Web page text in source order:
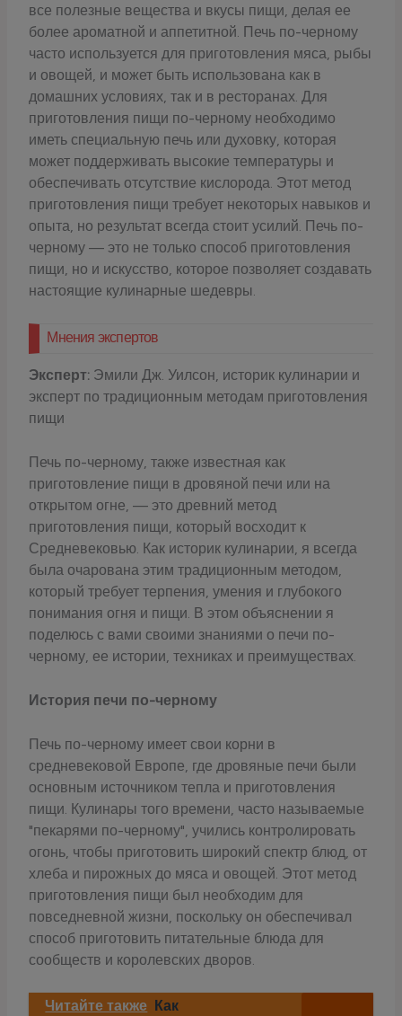
все полезные вещества и вкусы пищи, делая ее
более ароматной и аппетитной. Печь по-черному
часто используется для приготовления мяса, рыбы
и овощей, и может быть использована как в
домашних условиях, так и в ресторанах. Для
приготовления пищи по-черному необходимо
иметь специальную печь или духовку, которая
может поддерживать высокие температуры и
обеспечивать отсутствие кислорода. Этот метод
приготовления пищи требует некоторых навыков и
опыта, но результат всегда стоит усилий. Печь по-
черному — это не только способ приготовления
пищи, но и искусство, которое позволяет создавать
настоящие кулинарные шедевры.
Мнения экспертов
Эксперт: Эмили Дж. Уилсон, историк кулинарии и
эксперт по традиционным методам приготовления
пищи
Печь по-черному, также известная как
приготовление пищи в дровяной печи или на
открытом огне, — это древний метод
приготовления пищи, который восходит к
Средневековью. Как историк кулинарии, я всегда
была очарована этим традиционным методом,
который требует терпения, умения и глубокого
понимания огня и пищи. В этом объяснении я
поделюсь с вами своими знаниями о печи по-
черному, ее истории, техниках и преимуществах.
История печи по-черному
Печь по-черному имеет свои корни в
средневековой Европе, где дровяные печи были
основным источником тепла и приготовления
пищи. Кулинары того времени, часто называемые
"пекарями по-черному", учились контролировать
огонь, чтобы приготовить широкий спектр блюд, от
хлеба и пирожных до мяса и овощей. Этот метод
приготовления пищи был необходим для
повседневной жизни, поскольку он обеспечивал
способ приготовить питательные блюда для
сообществ и королевских дворов.
Читайте также Как